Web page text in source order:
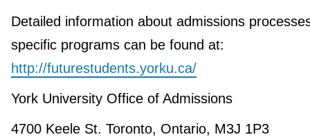
Detailed information about admissions
specific programs can be found at:
http://futurestudents.yorku.ca/
York University Office of Admissions
4700 Keele St. Toronto, Ontario, M3J 1P3